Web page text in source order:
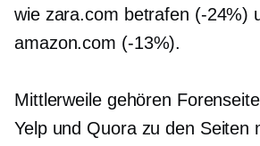
wie zara.com betrafen (-24%)
amazon.com (-13%).
Mittlerweile gehören
Yelp und Quora zu den Seiten